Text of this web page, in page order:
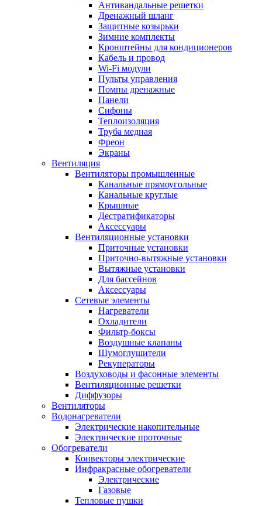
Антивандальные решетки
Дренажный шланг
Защитные козырьки
Зимние комплекты
Кронштейны для кондиционеров
Кабель и провод
Wi-Fi модули
Пульты управления
Помпы дренажные
Панели
Сифоны
Теплоизоляция
Труба медная
Фреон
Экраны
Вентиляция
Вентиляторы промышленные
Канальные прямоугольные
Канальные круглые
Крышные
Дестратификаторы
Аксессуары
Вентиляционные установки
Приточные установки
Приточно-вытяжные установки
Вытяжные установки
Для бассейнов
Аксессуары
Сетевые элементы
Нагреватели
Охладители
Фильтр-боксы
Воздушные клапаны
Шумоглушители
Рекуператоры
Воздуховоды и фасонные элементы
Вентиляционные решетки
Диффузоры
Вентиляторы
Водонагреватели
Электрические накопительные
Электрические проточные
Обогреватели
Конвекторы электрические
Инфракрасные обогреватели
Электрические
Газовые
Тепловые пушки